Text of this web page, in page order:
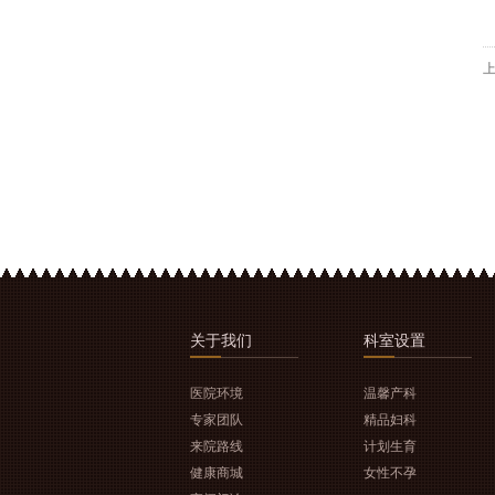
关于我们
医院环境
专家团队
来院路线
健康商城
科室设置
温馨产科
精品妇科
计划生育
女性不孕